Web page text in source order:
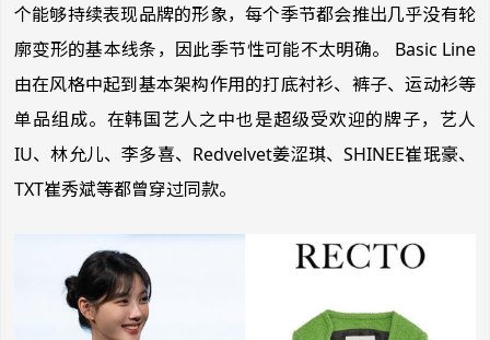
个能够持续表现品牌的形象，每个季节都会推出几乎没有轮
廓变形的基本线条，因此季节性可能不太明确。 Basic Line
由在风格中起到基本架构作用的打底衬衫、裤子、运动衫等
单品组成。在韩国艺人之中也是超级受欢迎的牌子，艺人
IU、林允儿、李多喜、Redvelvet姜涩琪、SHINEE崔珉豪、
TXT崔秀斌等都曾穿过同款。